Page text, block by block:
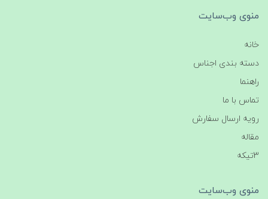
منوی وب‌سایت
خانه
دسته بندی اجناس
راهنما
تماس با ما
رویه ارسال سفارش
مقاله
3تیکه
منوی وب‌سایت